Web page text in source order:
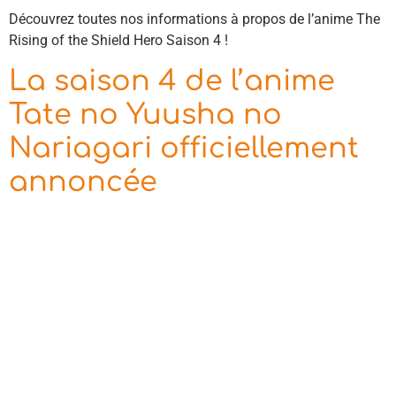
Découvrez toutes nos informations à propos de l’anime The
Rising of the Shield Hero Saison 4 !
La saison 4 de l’anime
Tate no Yuusha no
Nariagari officiellement
annoncée